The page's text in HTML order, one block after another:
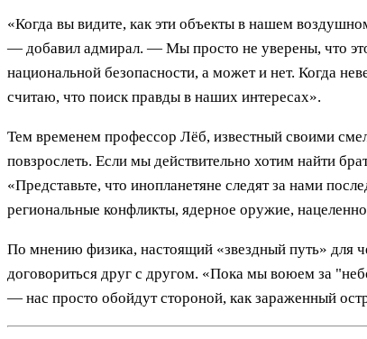
«Когда вы видите, как эти объекты в нашем
— добавил адмирал. — Мы просто не уверены, что это
национальной безопасности, а может и нет. Когда
считаю, что поиск правды в наших интересах».
Тем временем профессор Лёб, известный своими
повзрослеть. Если мы действительно хотим найти
«Представьте, что инопланетяне следят за нами
региональные конфликты, ядерное оружие,
По мнению физика, настоящий «звездный путь» для
договориться друг с другом. «Пока мы воюем за
— нас просто обойдут стороной, как зараженный